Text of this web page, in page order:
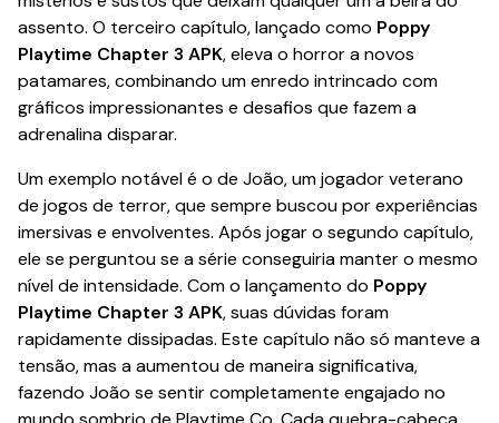
assento. O terceiro capítulo, lançado como Poppy
Playtime Chapter 3 APK, eleva o horror a novos
patamares, combinando um enredo intrincado com
gráficos impressionantes e desafios que fazem a
adrenalina disparar.
Um exemplo notável é o de João, um jogador veterano
de jogos de terror, que sempre buscou por experiências
imersivas e envolventes. Após jogar o segundo capítulo,
ele se perguntou se a série conseguiria manter o mesmo
nível de intensidade. Com o lançamento do Poppy
Playtime Chapter 3 APK, suas dúvidas foram
rapidamente dissipadas. Este capítulo não só manteve a
tensão, mas a aumentou de maneira significativa,
fazendo João se sentir completamente engajado no